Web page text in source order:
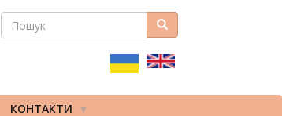
ПОШУКОВА
ПОШУК Пошук
КОНТАКТИ